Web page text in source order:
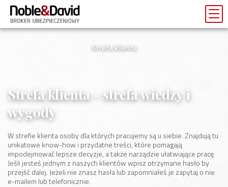
Strefa klienta
Strefa klienta - strefa wiedzy i
wygody
W strefie klienta osoby dla których pracujemy są u siebie. Znajdują tu
unikatowe know-how i przydatne treści, które pomagają
impodejmować lepsze decyzje, a także narządzie ułatwiające pracę.
Jeśli jesteś jednym z naszych klientów wpisz otrzymane hasło by
przejść dalej. Jeżeli nie znasz hasła lub zapomniałeś je zapytaj o nie
e-mailem lub telefonicznie.